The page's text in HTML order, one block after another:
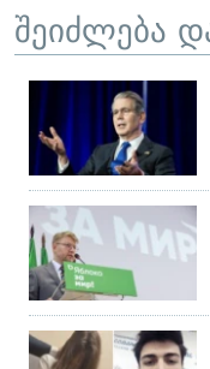
შეიძლება